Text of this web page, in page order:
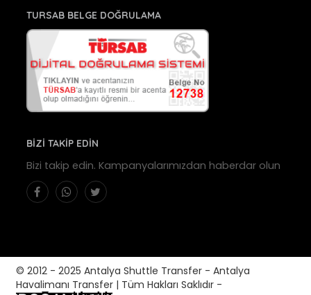
TURSAB BELGE DOĞRULAMA
BİZİ TAKİP EDİN
Bizi takip edin. Kampanyalarımızdan haberdar olun
© 2012 - 2025 Antalya Shuttle Transfer - Antalya
Havalimanı Transfer | Tüm Hakları Saklıdır -